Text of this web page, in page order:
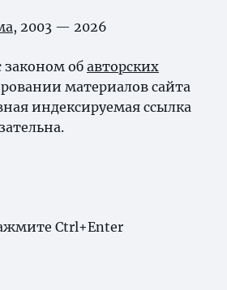
, 2003 — 2026
законом об авторских
материалов сайта
индексируемая ссылка
Ctrl+Enter